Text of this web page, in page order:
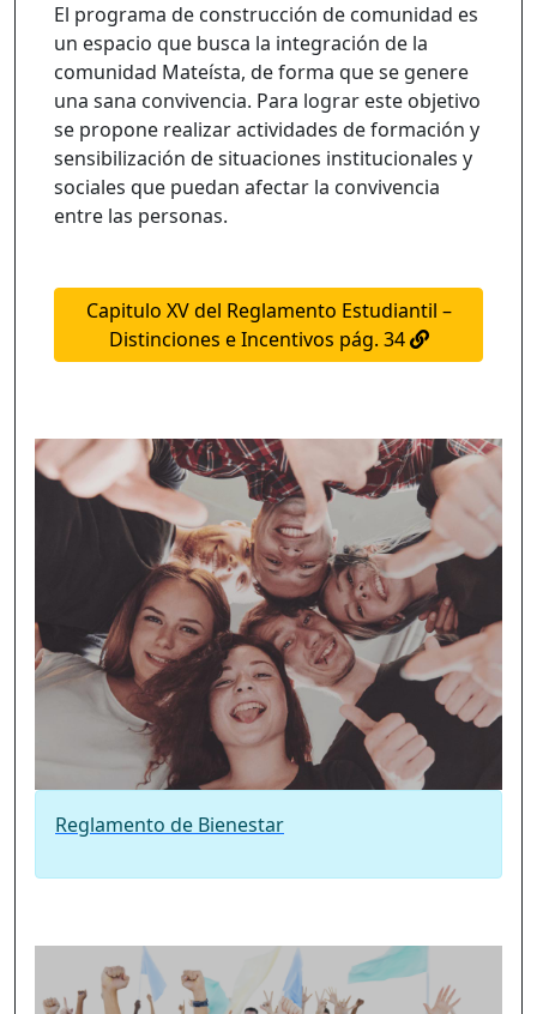
El programa de construcción de comunidad es
un espacio que busca la integración de la
comunidad Mateísta, de forma que se genere
una sana convivencia. Para lograr este objetivo
se propone realizar actividades de formación y
sensibilización de situaciones institucionales y
sociales que puedan afectar la convivencia
entre las personas.
Capitulo XV del Reglamento Estudiantil –
Distinciones e Incentivos pág. 34
Reglamento de Bienestar